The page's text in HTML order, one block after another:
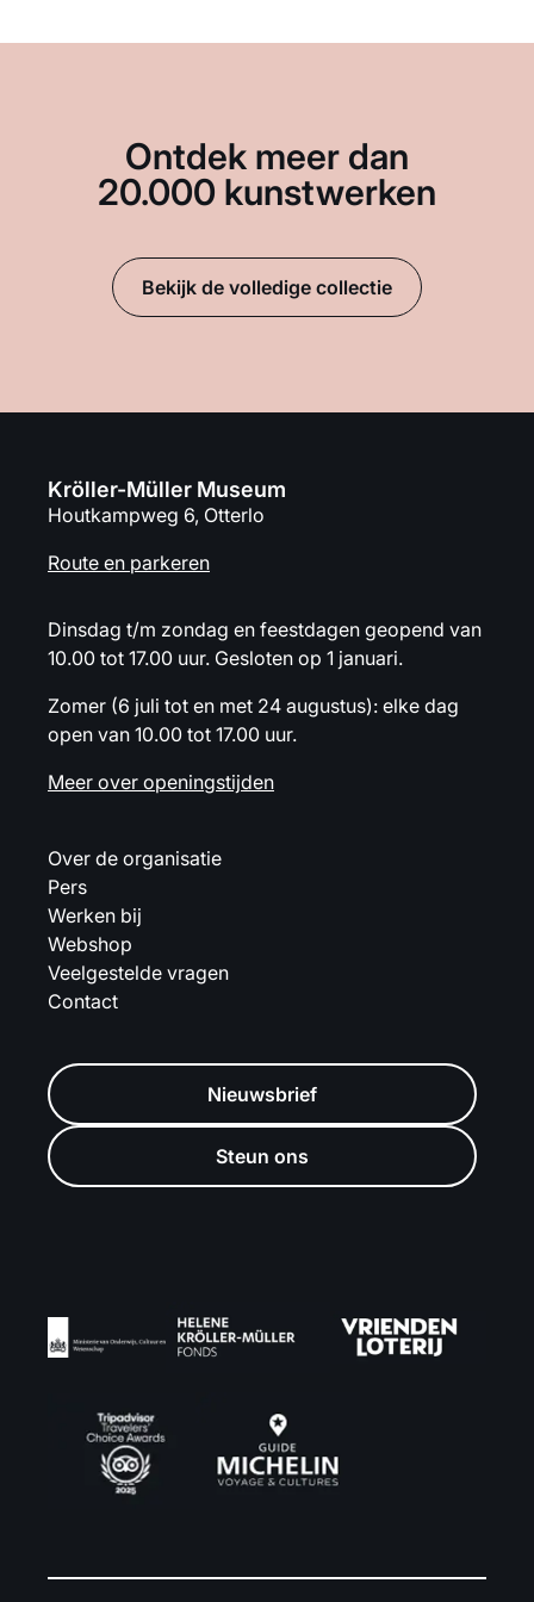
Ontdek meer dan
20.000 kunstwerken
Bekijk de volledige collectie
Kröller-Müller Museum
Houtkampweg 6, Otterlo
Route en parkeren
Dinsdag t/m zondag en feestdagen geopend van
10.00 tot 17.00 uur. Gesloten op 1 januari.
Zomer (6 juli tot en met 24 augustus): elke dag
open van 10.00 tot 17.00 uur.
Meer over openingstijden
Over de organisatie
Pers
Werken bij
Webshop
Veelgestelde vragen
Contact
Nieuwsbrief
Steun ons